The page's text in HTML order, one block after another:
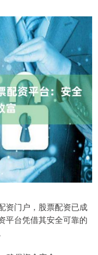
资门户，股票配资已成
平台凭借其安全可靠的